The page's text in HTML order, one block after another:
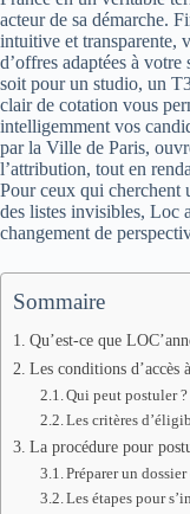
acteur de sa démarche.
intuitive et transparente,
d’offres adaptées à
soit pour un studio, un
clair de cotation vous
intelligemment vos
par la Ville de Paris,
l’attribution, tout en
Pour ceux qui cherchent
des listes invisibles, Loc
changement de
Sommaire
Qu’est-ce que
Les conditions d’accès
Qui peut postuler ?
Les critères
La procédure pour
Préparer un
Les étapes pour